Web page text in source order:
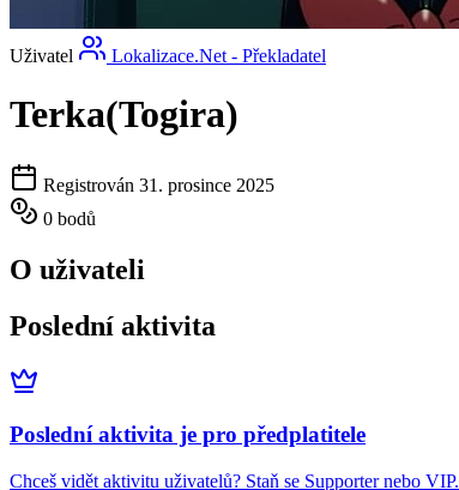
Uživatel Lokalizace.Net - Překladatel
Terka(Togira)
Registrován 31. prosince 2025
0 bodů
O uživateli
Poslední aktivita
Poslední aktivita je pro předplatitele
Chceš vidět aktivitu uživatelů? Staň se Supporter nebo VIP.